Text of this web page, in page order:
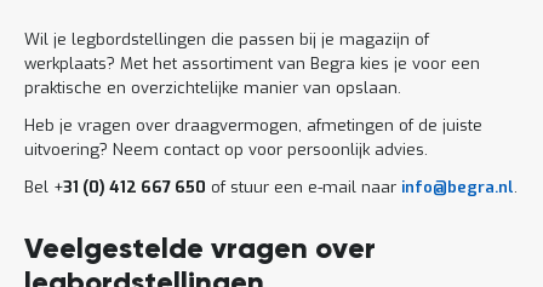
Wil je legbordstellingen die passen bij je magazijn of
werkplaats? Met het assortiment van Begra kies je voor een
praktische en overzichtelijke manier van opslaan.
Heb je vragen over draagvermogen, afmetingen of de juiste
uitvoering? Neem contact op voor persoonlijk advies.
Bel +31 (0) 412 667 650 of stuur een e-mail naar info@begra.nl.
Veelgestelde vragen over